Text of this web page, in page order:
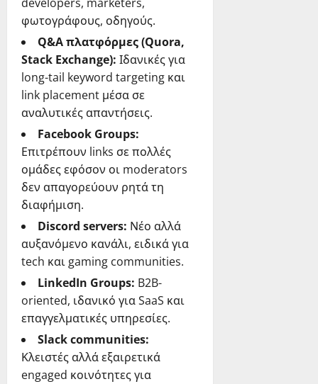
φωτογράφους, οδηγούς.
Q&A πλατφόρμες (Quora,
Stack Exchange): Ιδανικές για
long-tail keyword targeting και
link placement μέσα σε
αναλυτικές απαντήσεις.
Facebook Groups:
Επιτρέπουν links σε πολλές
ομάδες εφόσον οι moderators
δεν απαγορεύουν ρητά τη
διαφήμιση.
Discord servers: Νέο αλλά
αυξανόμενο κανάλι, ειδικά για
tech και gaming communities.
LinkedIn Groups: B2B-
oriented, ιδανικό για SaaS και
επαγγελματικές υπηρεσίες.
Slack communities:
Κλειστές αλλά εξαιρετικά
engaged κοινότητες για